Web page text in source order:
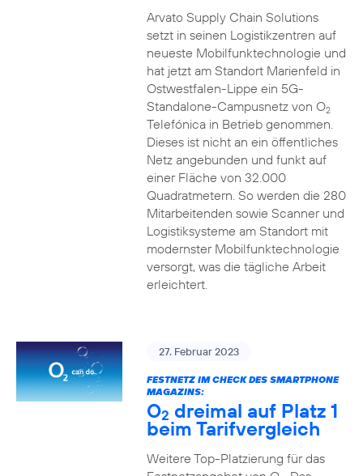
Arvato Supply Chain Solutions
setzt in seinen Logistikzentren auf
neueste Mobilfunktechnologie und
hat jetzt am Standort Marienfeld in
Ostwestfalen-Lippe ein 5G-
Standalone-Campusnetz von O2
Telefónica in Betrieb genommen.
Dieses ist nicht an ein öffentliches
Netz angebunden und funkt auf
einer Fläche von 32.000
Quadratmetern. So werden die 280
Mitarbeitenden sowie Scanner und
Logistiksysteme am Standort mit
modernster Mobilfunktechnologie
versorgt, was die tägliche Arbeit
erleichtert.
27. Februar 2023
FESTNETZ IM CHECK DES SMARTPHONE
MAGAZINS:
O2 dreimal auf Platz 1
beim Tarifvergleich
Weitere Top-Platzierung für das